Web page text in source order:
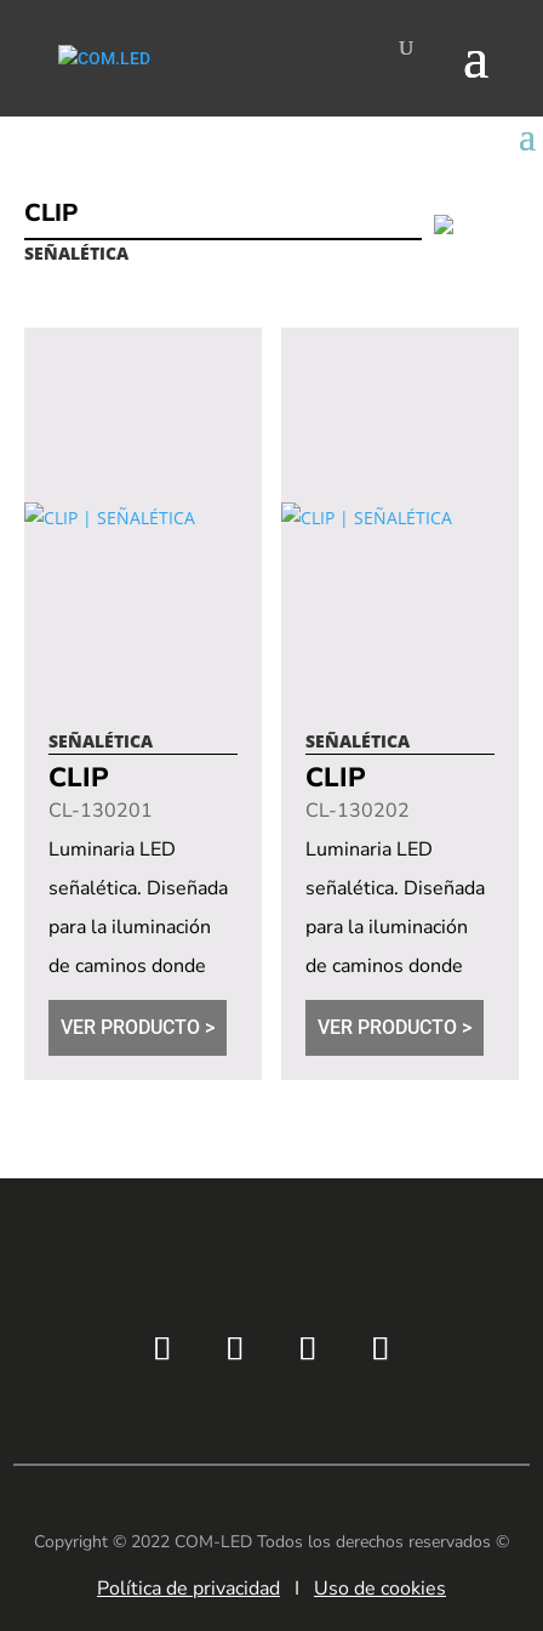
CLIP
SEÑALÉTICA
SEÑALÉTICA
CLIP
CL-130201
Luminaria LED
señalética. Diseñada
para la iluminación
de caminos donde
hay la necesidad de
una iluminación
VER PRODUCTO >
SEÑALÉTICA
CLIP
CL-130202
Luminaria LED
señalética. Diseñada
para la iluminación
de caminos donde
hay la necesidad de
una iluminación
VER PRODUCTO >
Copyright © 2022 COM-LED Todos los derechos reservados ©
Política de privacidad I Uso de cookies